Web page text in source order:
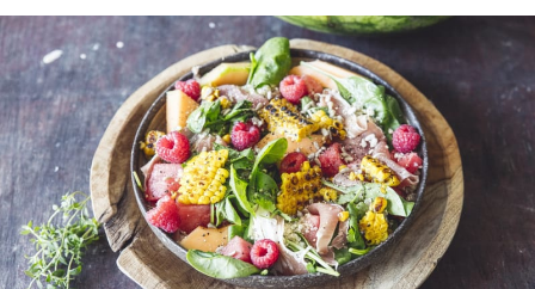
Témata
Recepty
Články
TV Program
Škola vaření